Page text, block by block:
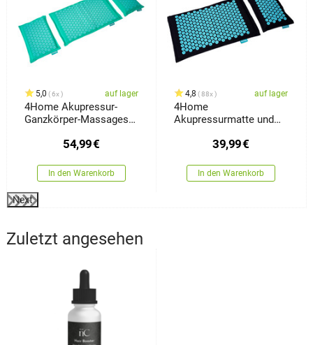
5,0 6x auf lager
4Home Akupressur-
Ganzkörper-Massageset
54,99€
In den Warenkorb
4,8 88x auf lager
4Home
Akupressurmatte und
39,99€
In den Warenkorb
Next
Zuletzt angesehen